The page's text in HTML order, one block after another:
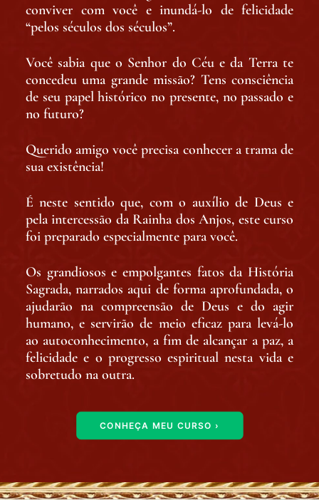
conviver com você e inundá-lo de felicidade
“pelos séculos dos séculos”.
Você sabia que o Senhor do Céu e da Terra te
concedeu uma grande missão? Tens consciência
de seu papel histórico no presente, no passado e
no futuro?
Querido amigo você precisa conhecer a trama de
sua existência!
É neste sentido que, com o auxílio de Deus e
pela intercessão da Rainha dos Anjos, este curso
foi preparado especialmente para você.
Os grandiosos e empolgantes fatos da História
Sagrada, narrados aqui de forma aprofundada, o
ajudarão na compreensão de Deus e do agir
humano, e servirão de meio eficaz para levá-lo
ao autoconhecimento, a fim de alcançar a paz, a
felicidade e o progresso espiritual nesta vida e
sobretudo na outra.
CONHEÇA MEU CURSO ›